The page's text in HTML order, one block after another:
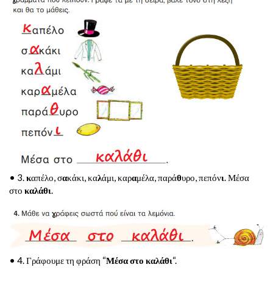
• 3.καπέλο, σακάκι, καλάμι, καραμέλα, παράθυρο, πεπόνι. Μέσα
στο καλάθι.
• 4. Γράφουμε τη φράση “Μέσα στο καλάθι“.